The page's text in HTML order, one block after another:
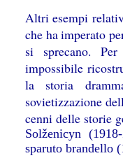
Altri esempi
che ha imperato
si sprecano.
impossibile
la storia
sovietizzazione
cenni delle storie
Solženicyn
sparuto brandello